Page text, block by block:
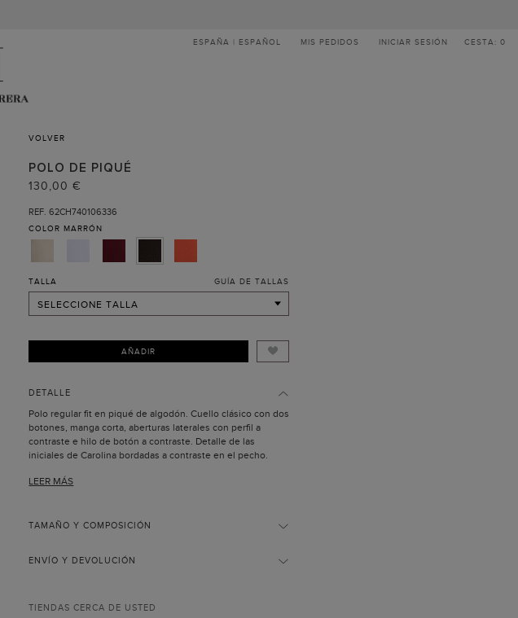
ESPAÑA | ESPAÑOL MIS PEDIDOS INICIAR SESIÓN CESTA: 0
VOLVER
POLO DE PIQUÉ
130,00 €
REF. 62CH740106336
COLOR MARRÓN
TALLA
SELECCIONE TALLA
S
L
XXL GUÍA DE TALLAS
AÑADIR
DETALLE
Polo regular fit en piqué de algodón. Cuello clásico con dos
botones, manga corta, aberturas laterales con perfil a
contraste e hilo de botón a contraste. Detalle de las
iniciales de Carolina bordadas a contraste en el pecho.
LEER MÁS
TAMAÑO Y COMPOSICIÓN
ENVÍO Y DEVOLUCIÓN
TIENDAS CERCA DE USTED